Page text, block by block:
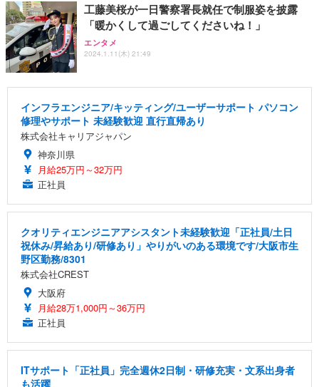
工藤美桜が一日警察署長就任で制服姿を披露
「暖かくして過ごしてくださいね！」
エンタメ
2024.1.11(木) 21:49
インフラエンジニア/キッティング/ユーザーサポート パソコン
修理やサポート 未経験歓迎 直行直帰あり
株式会社キャリアジャパン
神奈川県
月給25万円～32万円
正社員
クオリティエンジニアアシスタント未経験歓迎「正社員/土日
祝休み/昇給あり/研修あり」やりがいのある環境です/大阪市生
野区勤務/8301
株式会社CREST
大阪府
月給28万1,000円～36万円
正社員
ITサポート「正社員」完全週休2日制・研修充実・文系出身者
も活躍